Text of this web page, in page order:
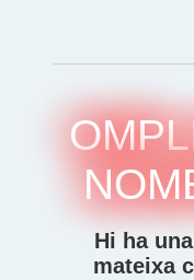
Hi ha
mateixa